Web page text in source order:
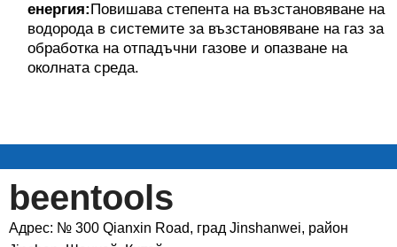
енергия:Повишава степента на възстановяване на
водорода в системите за възстановяване на газ за
обработка на отпадъчни газове и опазване на
околната среда.
beentools
Адрес: № 300 Qianxin Road, град Jinshanwei, район